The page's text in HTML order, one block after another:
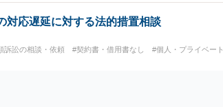
対応遅延に対する法的措置相談
訴訟の相談・依頼 #契約書・借用書なし #個人・プライベート